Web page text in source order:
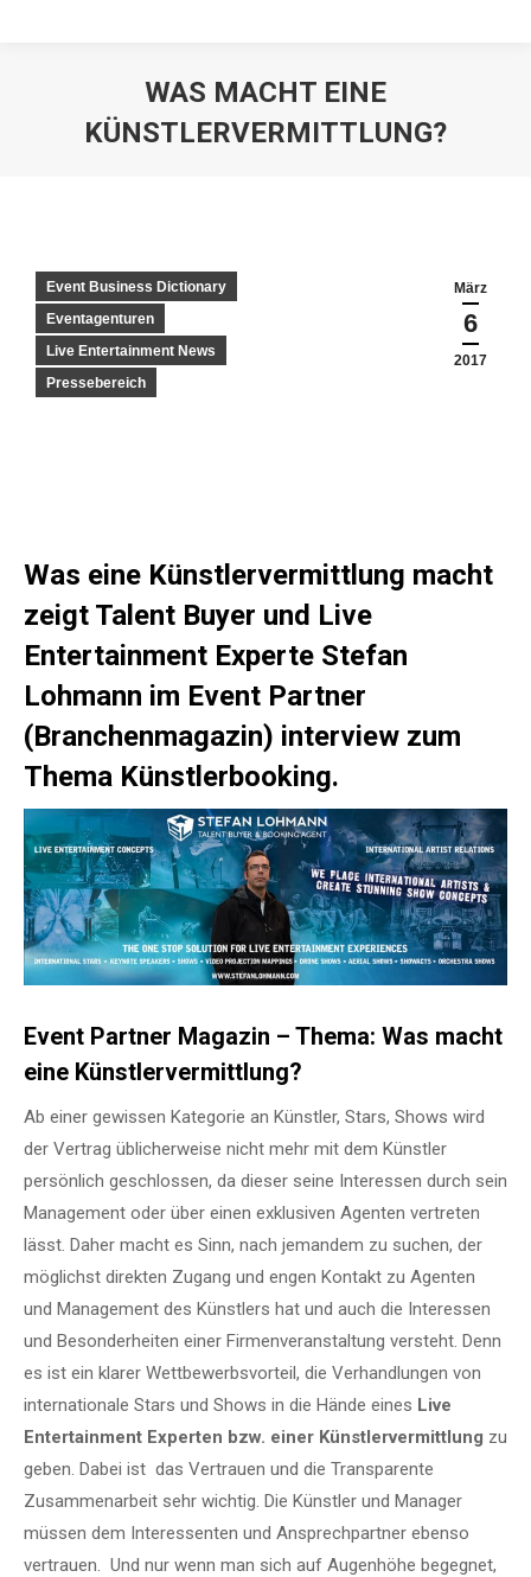
WAS MACHT EINE
KÜNSTLERVERMITTLUNG?
März
6
2017
Event Business Dictionary
Eventagenturen
Live Entertainment News
Pressebereich
Was eine Künstlervermittlung macht
zeigt Talent Buyer und Live
Entertainment Experte Stefan
Lohmann im Event Partner
(Branchenmagazin) interview zum
Thema Künstlerbooking.
Event Partner Magazin – Thema: Was macht
eine Künstlervermittlung?
Ab einer gewissen Kategorie an Künstler, Stars, Shows wird
der Vertrag üblicherweise nicht mehr mit dem Künstler
persönlich geschlossen, da dieser seine Interessen durch sein
Management oder über einen exklusiven Agenten vertreten
lässt. Daher macht es Sinn, nach jemandem zu suchen, der
möglichst direkten Zugang und engen Kontakt zu Agenten
und Management des Künstlers hat und auch die Interessen
und Besonderheiten einer Firmenveranstaltung versteht. Denn
es ist ein klarer Wettbewerbsvorteil, die Verhandlungen von
internationale Stars und Shows in die Hände eines Live
Entertainment Experten bzw. einer Künstlervermittlung zu
geben. Dabei ist das Vertrauen und die Transparente
Zusammenarbeit sehr wichtig. Die Künstler und Manager
müssen dem Interessenten und Ansprechpartner ebenso
vertrauen. Und nur wenn man sich auf Augenhöhe begegnet,